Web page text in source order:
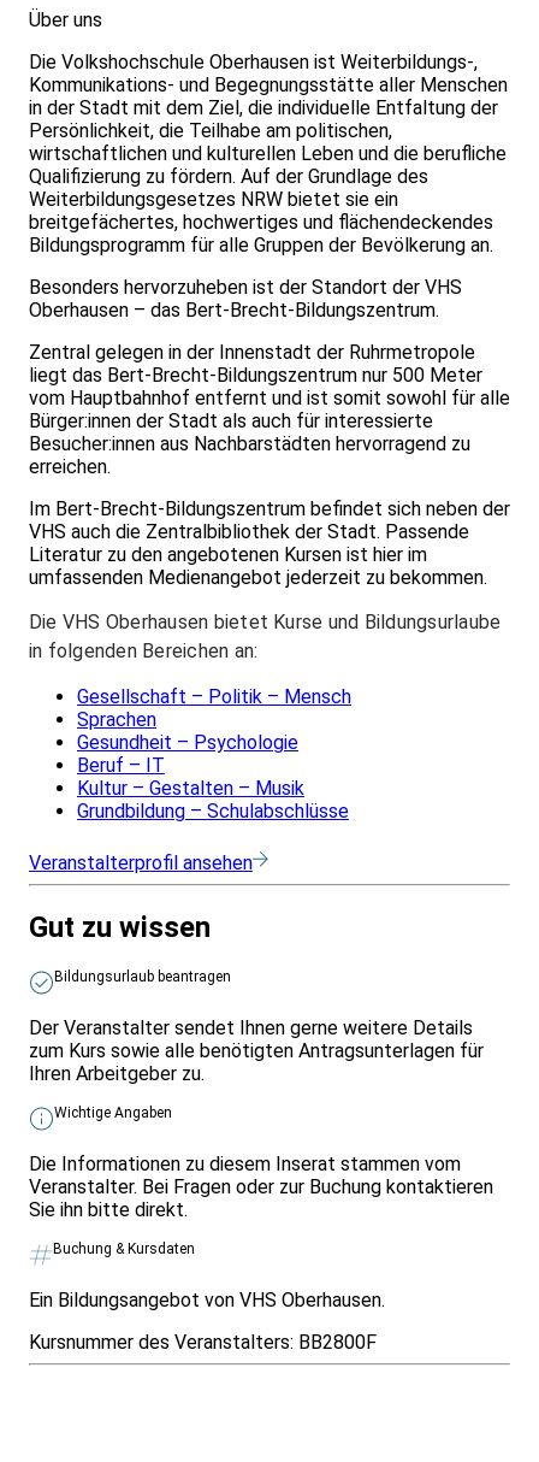
Über uns
Die Volkshochschule Oberhausen ist Weiterbildungs-,
Kommunikations- und Begegnungsstätte aller Menschen
in der Stadt mit dem Ziel, die individuelle Entfaltung der
Persönlichkeit, die Teilhabe am politischen,
wirtschaftlichen und kulturellen Leben und die berufliche
Qualifizierung zu fördern. Auf der Grundlage des
Weiterbildungsgesetzes NRW bietet sie ein
breitgefächertes, hochwertiges und flächendeckendes
Bildungsprogramm für alle Gruppen der Bevölkerung an.
Besonders hervorzuheben ist der Standort der VHS
Oberhausen – das Bert-Brecht-Bildungszentrum.
Zentral gelegen in der Innenstadt der Ruhrmetropole
liegt das Bert-Brecht-Bildungszentrum nur 500 Meter
vom Hauptbahnhof entfernt und ist somit sowohl für alle
Bürger:innen der Stadt als auch für interessierte
Besucher:innen aus Nachbarstädten hervorragend zu
erreichen.
Im Bert-Brecht-Bildungszentrum befindet sich neben der
VHS auch die Zentralbibliothek der Stadt. Passende
Literatur zu den angebotenen Kursen ist hier im
umfassenden Medienangebot jederzeit zu bekommen.
Die VHS Oberhausen bietet Kurse und Bildungsurlaube
in folgenden Bereichen an:
Gesellschaft – Politik – Mensch
Sprachen
Gesundheit – Psychologie
Beruf – IT
Kultur – Gestalten – Musik
Grundbildung – Schulabschlüsse
Veranstalterprofil ansehen
Gut zu wissen
Bildungsurlaub beantragen
Der Veranstalter sendet Ihnen gerne weitere Details
zum Kurs sowie alle benötigten Antragsunterlagen für
Ihren Arbeitgeber zu.
Wichtige Angaben
Die Informationen zu diesem Inserat stammen vom
Veranstalter. Bei Fragen oder zur Buchung kontaktieren
Sie ihn bitte direkt.
Buchung & Kursdaten
Ein Bildungsangebot von VHS Oberhausen.
Kursnummer des Veranstalters: BB2800F